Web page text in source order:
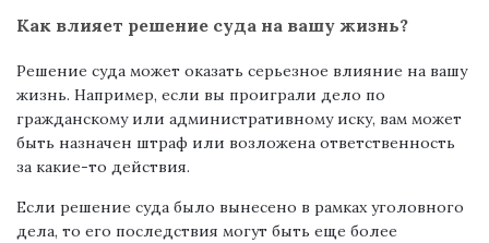
Как влияет решение суда на вашу жизнь?
Решение суда может оказать серьезное влияние на вашу
жизнь. Например, если вы проиграли дело по
гражданскому или административному иску, вам может
быть назначен штраф или возложена ответственность
за какие-то действия.
Если решение суда было вынесено в рамках уголовного
дела, то его последствия могут быть еще более